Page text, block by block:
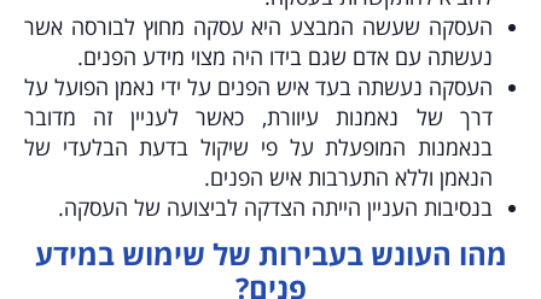
העסקה שעשה המבצע היא עסקה מחוץ לבורסה אשר
נעשתה עם אדם שגם בידו היה מצוי מידע הפנים.
העסקה נעשתה בעד איש הפנים על ידי נאמן הפועל על
דרך של נאמנות עיוורת, כאשר לעניין זה מדובר
בנאמנות המופעלת על פי שיקול בדעת הבלעדי של
הנאמן וללא התערבות איש הפנים.
בנסיבות העניין הייתה הצדקה לביצועה של העסקה.
מהו העונש בעבירות של שימוש במידע
פנים?